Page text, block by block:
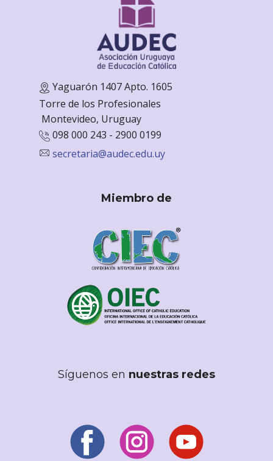
Yaguarón 1407 Apto. 1605
Torre de los Profesionales
Montevideo, Uruguay
098 000 243 - 2900 0199
secretaria@audec.edu.uy
Miembro de
Síguenos en nuestras redes